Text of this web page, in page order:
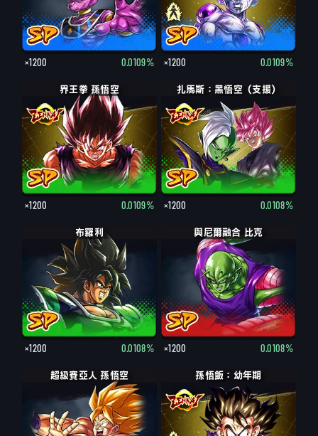
×1200 0.0109% ×1200 0.0109%
界王拳 孫悟空
×1200 0.0109%
扎馬斯：黑悟空（支援）
×1200 0.0108%
布羅利
×1200 0.0108%
與尼爾融合 比克
×1200 0.0108%
超級賽亞人 孫悟空 孫悟飯：幼年期